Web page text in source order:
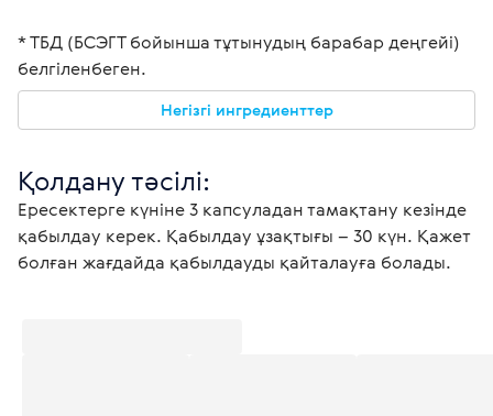
* ТБД (БСЭГТ бойынша тұтынудың барабар деңгейі)
белгіленбеген.
Негізгі ингредиенттер
Қолдану тәсілі:
Ересектерге күніне 3 капсуладан тамақтану кезінде
қабылдау керек. Қабылдау ұзақтығы – 30 күн. Қажет
болған жағдайда қабылдауды қайталауға болады.